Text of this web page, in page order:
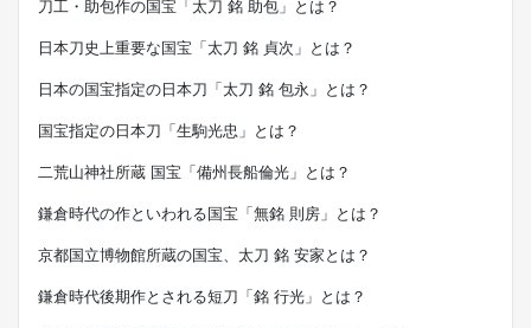
刀工・助包作の国宝「太刀 銘 助包」とは？
日本刀史上重要な国宝「太刀 銘 貞次」とは？
日本の国宝指定の日本刀「太刀 銘 包永」とは？
国宝指定の日本刀「生駒光忠」とは？
二荒山神社所蔵 国宝「備州長船倫光」とは？
鎌倉時代の作といわれる国宝「無銘 則房」とは？
京都国立博物館所蔵の国宝、太刀 銘 安家とは？
鎌倉時代後期作とされる短刀「銘 行光」とは？